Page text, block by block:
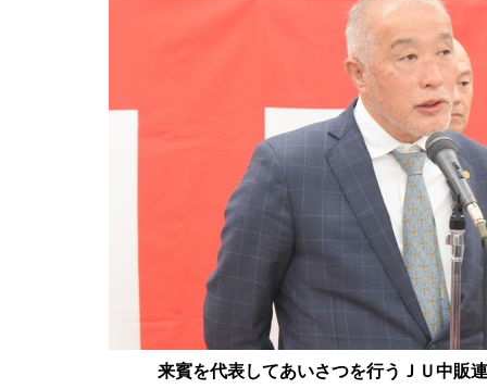
来賓を代表してあいさつを行うＪＵ中販